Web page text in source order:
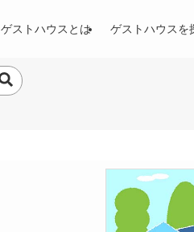
ゲストハウスとは ゲストハウスを